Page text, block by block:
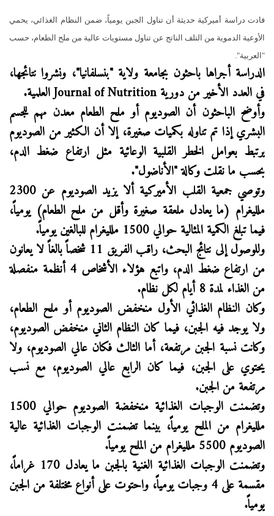
فادت دراسة أميركية حديثة أن تناول الجبن يومياً، ضمن النظام الغذائي، يحمي
الأوعية الدموية من التلف الناتج عن تناول مستويات عالية من ملح الطعام، حسب
"العربية".
الدراسة أجراها باحثون بجامعة ولاية "بنسلفانيا"، ونشروا نتائجها،
في العدد الأخير من دورية Journal of Nutrition العلمية.
وأوضح الباحثون أن الصوديوم أو ملح الطعام معدن مهم للجسم
البشري إذا تم تناوله بكميات صغيرة، إلا أن الكثير من الصوديوم
يرتبط بعوامل الخطر القلبية الوعائية مثل ارتفاع ضغط الدم،
بحسب ما نقلت وكالة "الأناضول".
وتوصي جمعية القلب الأميركية ألا يزيد الصوديوم عن 2300
ملليغرام (ما يعادل ملعقة صغيرة وأقل من ملح الطعام) يومياً،
فيما تبلغ الكمية المثالية حوالي 1500 ملليغرام للبالغين يومياً.
وللوصول إلى نتائج البحث، راقب الفريق 11 شخصاً بالغاً لا يعانون
من ارتفاع ضغط الدم، واتبع هؤلاء الأشخاص 4 أنظمة منفصلة
من الغذاء لمدة 8 أيام لكل نظام.
وكان النظام الغذائي الأول منخفض الصوديوم أو ملح الطعام،
ولا يوجد فيه الجبن، فيما كان النظام الثاني منخفض الصوديوم،
وكانت نسبة الجبن مرتفعة، أما الثالث فكان عالي الصوديوم، ولا
يحتوي على الجبن، فيما كان الرابع عالي الصوديوم، مع نسب
مرتفعة من الجبن.
وتضمنت الوجبات الغذائية منخفضة الصوديوم حوالي 1500
ملليغرام من الملح يومياً، بينما تضمنت الوجبات الغذائية عالية
الصوديوم 5500 ملليغرام من الملح يومياً.
وتضمنت الوجبات الغذائية الغنية بالجبن ما يعادل 170 غراماً،
مقسمة على 4 وجبات يومياً، واحتوت على أنواع مختلفة من الجبن
يومياً.